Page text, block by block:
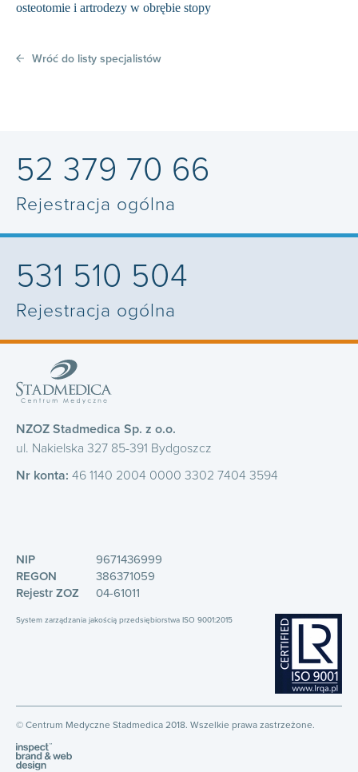
osteotomie i artrodezy w obrębie stopy
Wróć do listy specjalistów
52 379 70 66
Rejestracja ogólna
531 510 504
Rejestracja ogólna
NZOZ Stadmedica Sp. z o.o.
ul. Nakielska 327 85-391 Bydgoszcz
Nr konta: 46 1140 2004 0000 3302 7404 3594
NIP
9671436999
REGON
386371059
Rejestr ZOZ
04-61011
System zarządzania jakością przedsiębiorstwa ISO 9001:2015
© Centrum Medyczne Stadmedica 2018. Wszelkie prawa zastrzeżone.